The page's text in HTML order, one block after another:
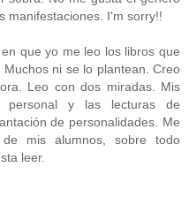
manifestaciones. I'm sorry!!
que yo me leo los libros que
ni se lo plantean. Creo
Leo con dos miradas. Mis
personal y las lecturas de
de personalidades. Me
mis alumnos, sobre todo
leer.